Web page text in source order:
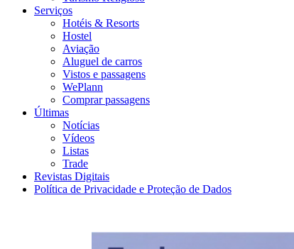
Serviços
Hotéis & Resorts
Hostel
Aviação
Aluguel de carros
Vistos e passagens
WePlann
Comprar passagens
Últimas
Notícias
Vídeos
Listas
Trade
Revistas Digitais
Política de Privacidade e Proteção de Dados